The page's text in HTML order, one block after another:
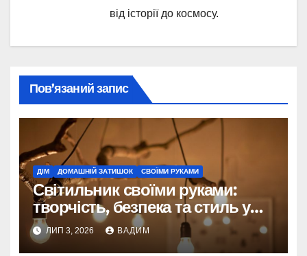
від історії до космосу.
Пов’язаний запис
ДІМ ДОМАШНІЙ ЗАТИШОК СВОЇМИ РУКАМИ
Світильник своїми руками:
творчість, безпека та стиль у
вашому домі
ЛИП 3, 2026 ВАДИМ